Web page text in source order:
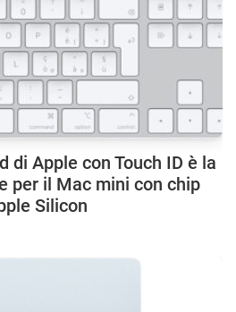
di Apple con Touch ID è la
per il Mac mini con chip
Silicon